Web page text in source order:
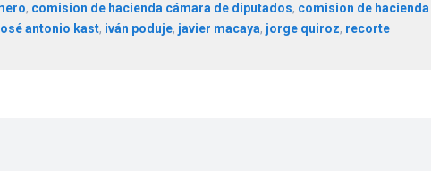
, comision de hacienda cámara de diputados, comision de hacienda
antonio kast, iván poduje, javier macaya, jorge quiroz, recorte